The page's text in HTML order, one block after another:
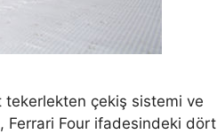
çekiş sistemi ve
Ferrari Four ifadesindeki dört